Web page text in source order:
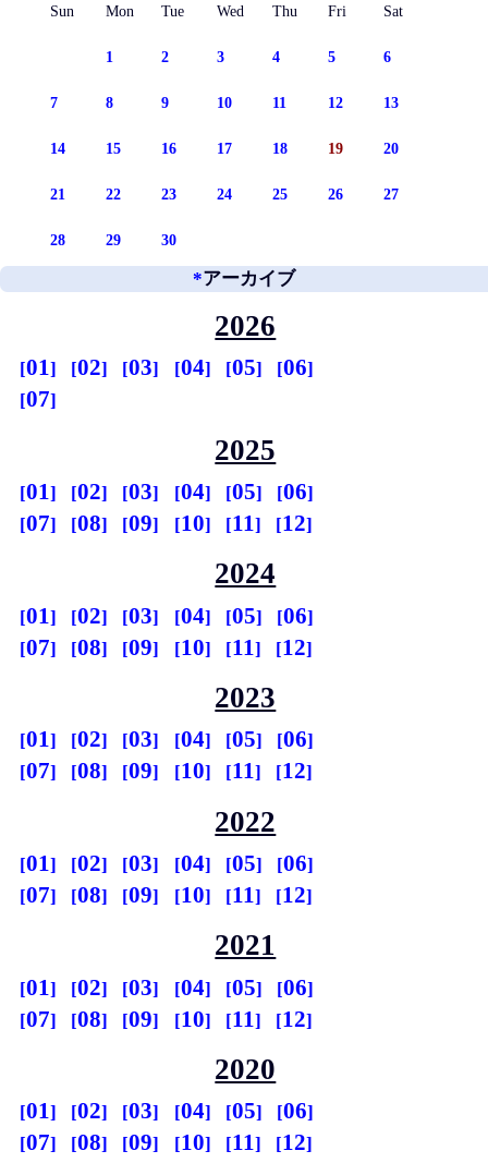
Sun Mon Tue Wed Thu Fri Sat
1 2 3 4 5 6
7 8 9 10 11 12 13
14 15 16 17 18 19 20
21 22 23 24 25 26 27
28 29 30
*アーカイブ
2026
01 02 03 04 05
06
07
2025
01 02 03 04 05
06
07
08 09 10 11 12
2024
01 02 03 04 05
06
07
08 09 10 11 12
2023
01 02 03 04 05
06
07
08 09 10 11 12
2022
01 02 03 04 05
06
07
08 09 10 11 12
2021
01 02 03 04 05
06
07
08 09 10 11 12
2020
01 02 03 04 05
06
07
08 09 10 11 12